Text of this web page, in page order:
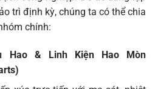
trì định kỳ, chúng ta có thể chia
chính:
Hao & Linh Kiện Hao Mòn